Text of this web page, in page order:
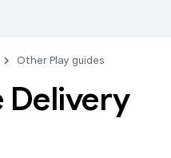
Other Play guides
Delivery